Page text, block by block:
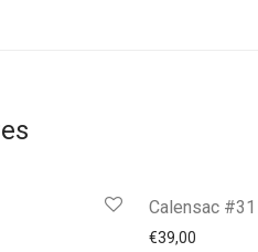
Calensac #31
€39,00